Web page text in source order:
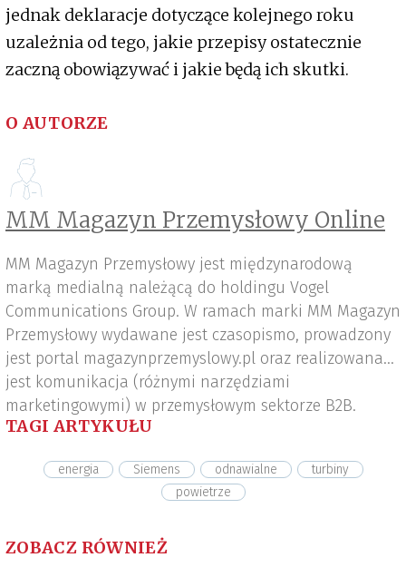
jednak deklaracje dotyczące kolejnego roku
uzależnia od tego, jakie przepisy ostatecznie
zaczną obowiązywać i jakie będą ich skutki.
O AUTORZE
MM Magazyn Przemysłowy Online
MM Magazyn Przemysłowy jest międzynarodową
marką medialną należącą do holdingu Vogel
Communications Group. W ramach marki MM Magazyn
Przemysłowy wydawane jest czasopismo, prowadzony
jest portal magazynprzemyslowy.pl oraz realizowana
jest komunikacja (różnymi narzędziami
marketingowymi) w przemysłowym sektorze B2B.
TAGI ARTYKUŁU
energia Siemens odnawialne
turbiny
powietrze
ZOBACZ RÓWNIEŻ